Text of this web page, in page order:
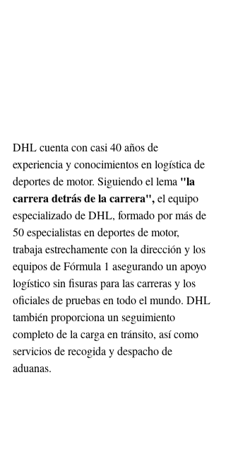
DHL cuenta con casi 40 años de
experiencia y conocimientos en logística de
deportes de motor. Siguiendo el lema "la
carrera detrás de la carrera", el equipo
especializado de DHL, formado por más de
50 especialistas en deportes de motor,
trabaja estrechamente con la dirección y los
equipos de Fórmula 1 asegurando un apoyo
logístico sin fisuras para las carreras y los
oficiales de pruebas en todo el mundo. DHL
también proporciona un seguimiento
completo de la carga en tránsito, así como
servicios de recogida y despacho de
aduanas.